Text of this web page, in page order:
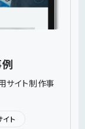
サイト制作事
イト